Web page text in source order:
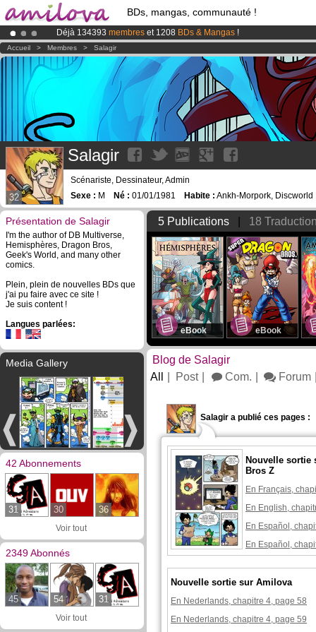
BDs, mangas, communauté !
Déjà 134393 membres et 1208 BDs & Mangas !
LeKickstarter Amilova est désormais lancé!.
Abonnement premium: à partir de3.95 eurospar mois !Clique ici
Accueil > Membres > Salagir
32
Salagir
Scénariste, Dessinateur, Admin
Sexe : M Né : 01/01/1981 Habite : Ankh-Morpork, Discworld
Présentation de Salagir
I'm the author of DB Multiverse,
Hemisphères, Dragon Bros,
Geek's World, and many other
comics.
Plein, plein de nouvelles BDs que
j'ai pu faire avec ce site !
Je suis content !
Langues parlées:
Media Gallery
42 Abonnements
31 30 36
Voir tout
2349 Abonnés
45 54 31
Voir tout
5 Publications 18
eBook eBook
Blog de Salagir
All
Post Com. Forum
Salagir a publié ces pages :
Nouvelle sortie
Bros Z
En Français,
En English,
En Español,
En Español,
Nouvelle sortie sur Amilova
En Nederlands, chapitre 4, page 58
En Nederlands, chapitre 4, page 59